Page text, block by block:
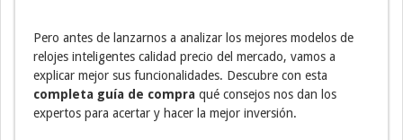
Pero antes de lanzarnos a analizar los mejores modelos de
relojes inteligentes calidad precio del mercado, vamos a
explicar mejor sus funcionalidades. Descubre con esta
completa guía de compra qué consejos nos dan los
expertos para acertar y hacer la mejor inversión.